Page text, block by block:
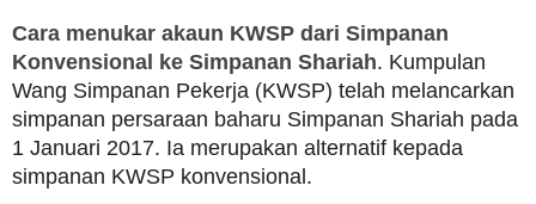
Cara menukar akaun KWSP dari Simpanan
Konvensional ke Simpanan Shariah. Kumpulan
Wang Simpanan Pekerja (KWSP) telah melancarkan
simpanan persaraan baharu Simpanan Shariah pada
1 Januari 2017. Ia merupakan alternatif kepada
simpanan KWSP konvensional.